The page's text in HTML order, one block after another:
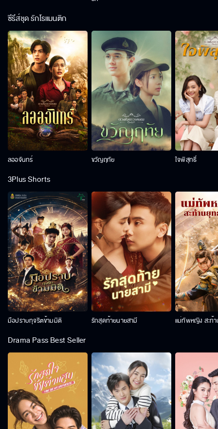
ซีรีส์ชุด รักโรแมนติก
ลออจันทร์ ขวัญฤทัย ใจพิสุทธิ์
3Plus Shorts
มือปราบทุจริตข้ามมิติ รักสุดท้ายนายสามี แม่ทัพหญิง สะท้
Drama Pass Best Seller